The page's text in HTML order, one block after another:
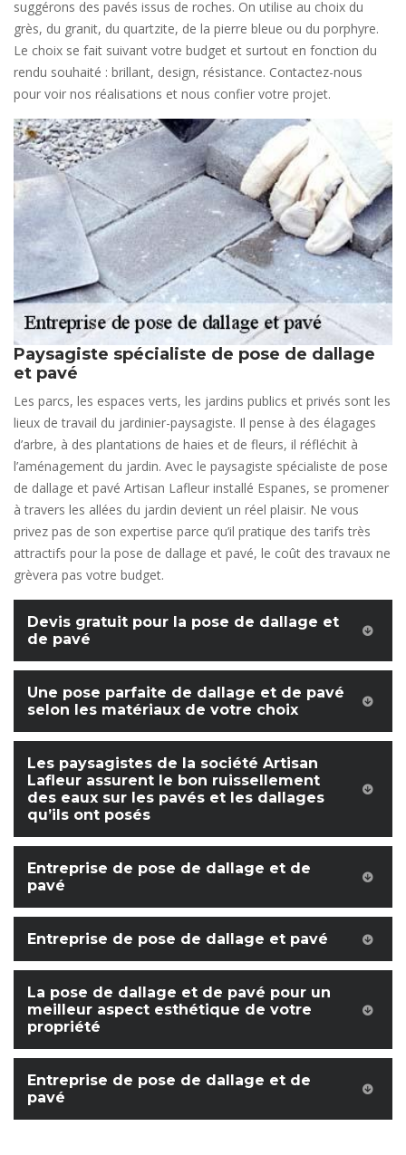
suggérons des pavés issus de roches. On utilise au choix du
grès, du granit, du quartzite, de la pierre bleue ou du porphyre.
Le choix se fait suivant votre budget et surtout en fonction du
rendu souhaité : brillant, design, résistance. Contactez-nous
pour voir nos réalisations et nous confier votre projet.
Paysagiste spécialiste de pose de dallage
et pavé
Les parcs, les espaces verts, les jardins publics et privés sont les
lieux de travail du jardinier-paysagiste. Il pense à des élagages
d’arbre, à des plantations de haies et de fleurs, il réfléchit à
l’aménagement du jardin. Avec le paysagiste spécialiste de pose
de dallage et pavé Artisan Lafleur installé Espanes, se promener
à travers les allées du jardin devient un réel plaisir. Ne vous
privez pas de son expertise parce qu’il pratique des tarifs très
attractifs pour la pose de dallage et pavé, le coût des travaux ne
grèvera pas votre budget.
Devis gratuit pour la pose de dallage et
de pavé
Une pose parfaite de dallage et de pavé
selon les matériaux de votre choix
Les paysagistes de la société Artisan
Lafleur assurent le bon ruissellement
des eaux sur les pavés et les dallages
qu’ils ont posés
Entreprise de pose de dallage et de
pavé
Entreprise de pose de dallage et pavé
La pose de dallage et de pavé pour un
meilleur aspect esthétique de votre
propriété
Entreprise de pose de dallage et de
pavé